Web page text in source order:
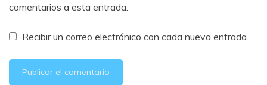
comentarios a esta entrada.
Recibir un correo electrónico con cada nueva entrada.